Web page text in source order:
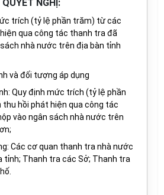
QUYẾT NGHỊ:
trích (tỷ lệ phần trăm) từ các
qua công tác thanh tra đã
nhà nước trên địa bàn tỉnh
và đối tượng áp dụng
Quy định mức trích (tỷ lệ phần
hồi phát hiện qua công tác
vào ngân sách nhà nước trên
Các cơ quan thanh tra nhà nước
tỉnh; Thanh tra các Sở; Thanh tra